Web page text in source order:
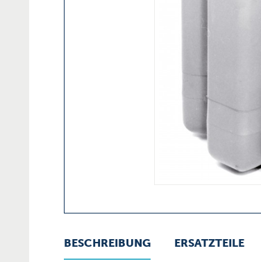
BESCHREIBUNG ERSATZTEILE